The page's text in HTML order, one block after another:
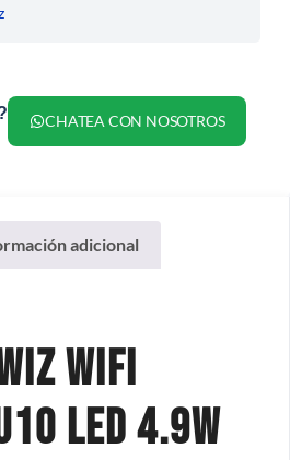
CHATEA CON NOSOTROS
adicional
Wifi
Led 4.9W